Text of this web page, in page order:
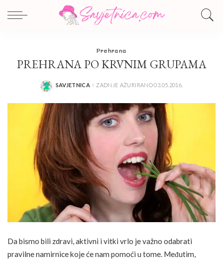
Prehrana
PREHRANA PO KRVNIM GRUPAMA
POSTED
SAVJETNICA ZADNJE AŽURIRANO 03.05.2016.
Da bismo bili zdravi, aktivni i vitki vrlo je važno odabrati
pravilne namirnice koje će nam pomoći u tome. Međutim,